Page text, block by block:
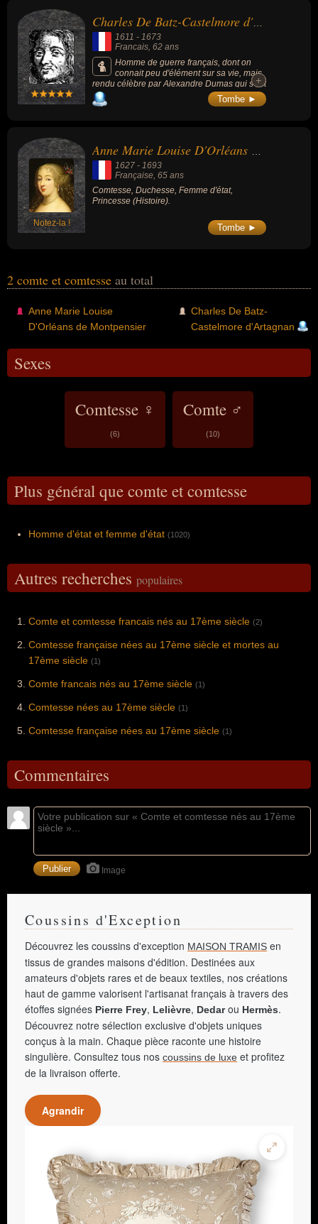
d'état, militaire, duc ou prince. En ce qui concerne leurs nationalités
au moment de leurs morts, ils peuvent avoir été francais par
exemple.
1611 - 1673
Francais, 62 ans
Homme de guerre français, dont on
connait peu d'élément sur sa vie, mais
rendu célèbre par Alexandre Dumas qui s'est
inspiré des mémoires du Comte d'Artagnan
pour composer son personnage de
+
+
Tombe ►
Notez-la !
1627 - 1693
Française , 65 ans
Comtesse, Duchesse, Femme d'état,
Princesse (Histoire).
Tombe ►
2 comte et comtesse au total
Anne Marie Louise
D'Orléans de Montpensier
Charles De Batz-
Castelmore d'Artagnan
Sexes
Comtesse ♀
(6)
Comte ♂
(10)
Plus général que comte et comtesse
Homme d'état et femme d'état (1020)
Autres recherches populaires
Comte et comtesse francais nés au 17ème siècle (2)
Comtesse française nées au 17ème siècle et mortes au
17ème siècle (1)
Comte francais nés au 17ème siècle (1)
Comtesse nées au 17ème siècle (1)
Comtesse française nées au 17ème siècle (1)
Commentaires
Image
Coussins d'Exception
Découvrez les coussins d'exception MAISON TRAMIS en
tissus de grandes maisons d'édition. Destinées aux
amateurs d'objets rares et de beaux textiles, nos créations
haut de gamme valorisent l'artisanat français à travers des
étoffes signées Pierre Frey, Lelièvre, Dedarou Hermès.
Découvrez notre sélection exclusive d'objets uniques
conçus à la main. Chaque pièce raconte une histoire
singulière. Consultez tous nos coussins de luxe et profitez
de la livraison offerte.
Agrandir